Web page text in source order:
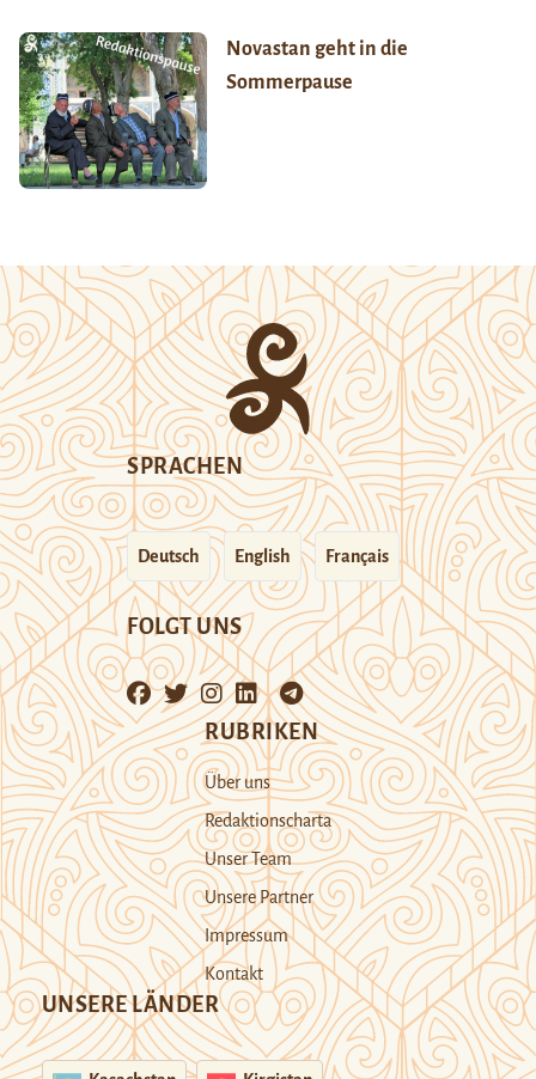
Novastan geht in die
Sommerpause
SPRACHEN
Deutsch English Français
FOLGT UNS
RUBRIKEN
Über uns
Redaktionscharta
Unser Team
Unsere Partner
Impressum
Kontakt
UNSERE LÄNDER